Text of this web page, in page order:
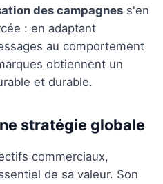
des campagnes s'en
: en adaptant
au comportement
obtiennent un
et durable.
stratégie globale
commerciaux,
de sa valeur. Son